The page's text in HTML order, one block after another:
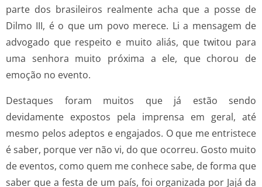
parte dos brasileiros realmente acha que a posse de
Dilmo III, é o que um povo merece. Li a mensagem de
advogado que respeito e muito aliás, que twitou para
uma senhora muito próxima a ele, que chorou de
emoção no evento.
Destaques foram muitos que já estão sendo
devidamente expostos pela imprensa em geral, até
mesmo pelos adeptos e engajados. O que me entristece
é saber, porque ver não vi, do que ocorreu. Gosto muito
de eventos, como quem me conhece sabe, de forma que
saber que a festa de um país, foi organizada por Jajá da